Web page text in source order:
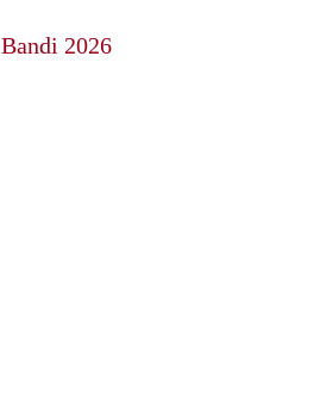
Bandi 2026